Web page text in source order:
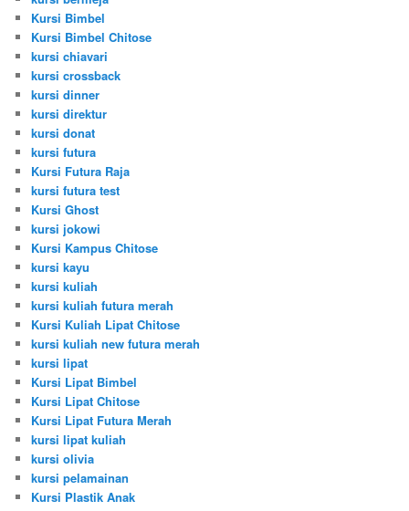
Kursi Bimbel
Kursi Bimbel Chitose
kursi chiavari
kursi crossback
kursi dinner
kursi direktur
kursi donat
kursi futura
Kursi Futura Raja
kursi futura test
Kursi Ghost
kursi jokowi
Kursi Kampus Chitose
kursi kayu
kursi kuliah
kursi kuliah futura merah
Kursi Kuliah Lipat Chitose
kursi kuliah new futura merah
kursi lipat
Kursi Lipat Bimbel
Kursi Lipat Chitose
Kursi Lipat Futura Merah
kursi lipat kuliah
kursi olivia
kursi pelamainan
Kursi Plastik Anak